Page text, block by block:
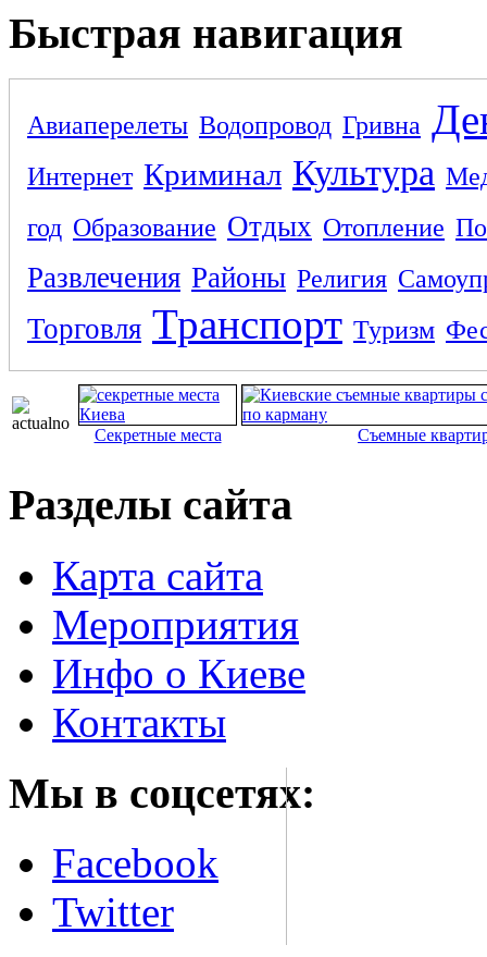
Быстрая навигация
Авиаперелеты Водопровод Гривна
Интернет Криминал Культура
год Образование Отдых Отопление
Развлечения Районы Религия
Торговля Транспорт Туризм
Секретные места Съемные
Разделы сайта
Карта сайта
Мероприятия
Инфо о Киеве
Контакты
Мы в соцсетях:
Facebook
Twitter